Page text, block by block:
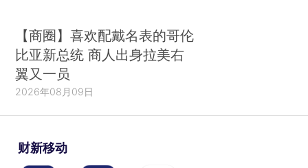
【商圈】喜欢配戴名表的哥伦
比亚新总统 商人出身拉美右
翼又一员
2026年08月09日
财新移动